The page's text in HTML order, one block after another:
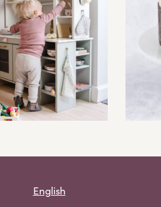
English